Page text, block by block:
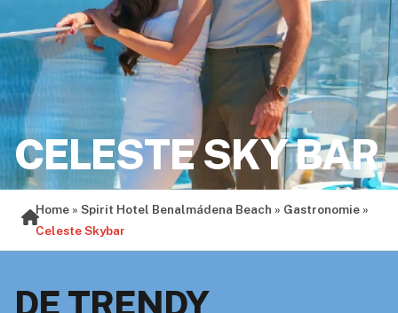
CELESTE SKY BAR
Home »Spirit Hotel Benalmádena Beach » Gastronomie »
Celeste Skybar
DE TRENDY